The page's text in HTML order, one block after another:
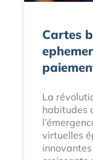
Cartes
La
habitudes
virtuelles